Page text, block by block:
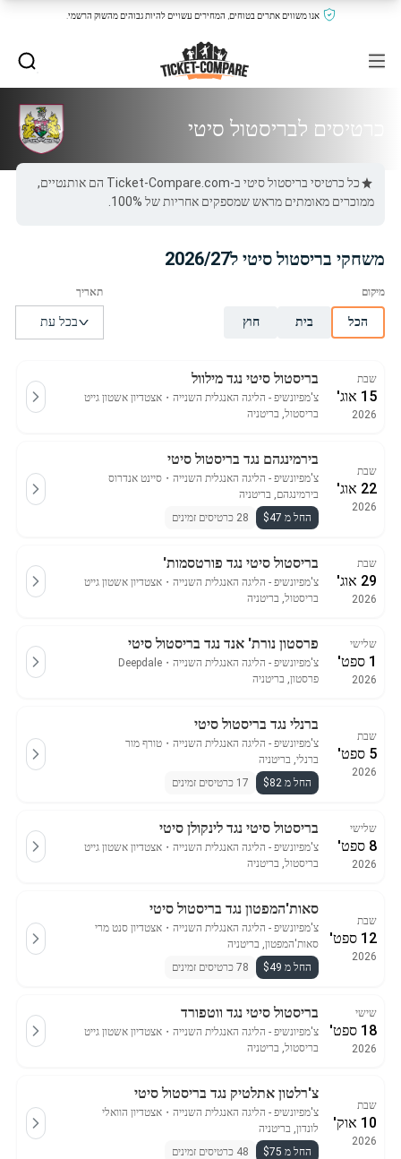
אנו משווים אתרים בטוחים, המחירים עשויים להיות גבוהים מהשוק הרשמי.
כרטיסים לבריסטול סיטי
כל כרטיסי בריסטול סיטי ב-Ticket-Compare.com הם אותנטיים,
ממוכרים מאומתים מראש שמספקים אחריות של 100%.
משחקי בריסטול סיטי ל2026/27
הכל בית חוץ
שבת
15 אוג'
2026
בריסטול סיטי נגד מילוול
צ'מפיונשיפ - הליגה האנגלית השנייה ・ אצטדיון אשטון גייט
בריסטול, בריטניה
שבת
22 אוג'
2026
בירמינגהם נגד בריסטול סיטי
צ'מפיונשיפ - הליגה האנגלית השנייה ・ סיינט אנדרוס
בירמינגהם, בריטניה
החל מ $47
28 כרטיסים זמינים
שבת
29 אוג'
2026
בריסטול סיטי נגד פורטסמות'
צ'מפיונשיפ - הליגה האנגלית השנייה ・ אצטדיון אשטון גייט
בריסטול, בריטניה
שלישי
1 ספט'
2026
פרסטון נורת' אנד נגד בריסטול סיטי
צ'מפיונשיפ - הליגה האנגלית השנייה ・
Deepdale
פרסטון, בריטניה
שבת
5 ספט'
2026
ברנלי נגד בריסטול סיטי
צ'מפיונשיפ - הליגה האנגלית השנייה ・ טורף מור
ברנלי, בריטניה
החל מ $82
17 כרטיסים זמינים
שלישי
8 ספט'
2026
בריסטול סיטי נגד לינקולן סיטי
צ'מפיונשיפ - הליגה האנגלית השנייה ・ אצטדיון אשטון גייט
בריסטול, בריטניה
שבת
12 ספט'
2026
סאות'המפטון נגד בריסטול סיטי
צ'מפיונשיפ - הליגה האנגלית השנייה ・ אצטדיון סנט מרי
סאות'המפטון, בריטניה
החל מ $49
78 כרטיסים זמינים
שישי
18 ספט'
2026
בריסטול סיטי נגד ווטפורד
צ'מפיונשיפ - הליגה האנגלית השנייה ・ אצטדיון אשטון גייט
בריסטול, בריטניה
שבת
10 אוק'
2026
צ'רלטון אתלטיק נגד בריסטול סיטי
צ'מפיונשיפ - הליגה האנגלית השנייה ・ אצטדיון הוואלי
לונדון, בריטניה
החל מ $75
48 כרטיסים זמינים